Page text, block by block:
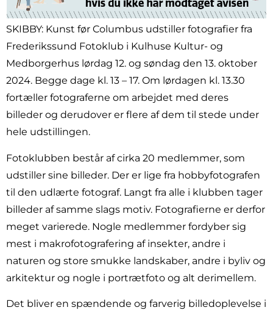
SKIBBY: Kunst før Columbus udstiller fotografier fra
Frederikssund Fotoklub i Kulhuse Kultur- og
Medborgerhus lørdag 12. og søndag den 13. oktober
2024. Begge dage kl. 13 – 17. Om lørdagen kl. 13.30
fortæller fotograferne om arbejdet med deres
billeder og derudover er flere af dem til stede under
hele udstillingen.
Fotoklubben består af cirka 20 medlemmer, som
udstiller sine billeder. Der er lige fra hobbyfotografen
til den udlærte fotograf. Langt fra alle i klubben tager
billeder af samme slags motiv. Fotografierne er derfor
meget varierede. Nogle medlemmer fordyber sig
mest i makrofotografering af insekter, andre i
naturen og store smukke landskaber, andre i byliv og
arkitektur og nogle i portrætfoto og alt derimellem.
Det bliver en spændende og farverig billedoplevelse i